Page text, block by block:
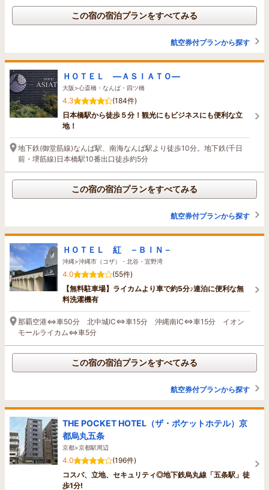
この宿の宿泊プランをすべてみる
航空券付プランから探す
ＨＯＴＥＬ ―ＡＳＩＡＴＯ―
大阪>心斎橋・なんば・四ツ橋
4.3
(184件)
日本橋駅から徒歩５分！観光にもビジネスにも便利な立
地！
地下鉄(御堂筋線)なんば駅、南海なんば駅より徒歩10分。地下鉄(千日
前・堺筋線)日本橋駅10番出口徒歩約5分
この宿の宿泊プランをすべてみる
航空券付プランから探す
ＨＯＴＥＬ 紅 －ＢＩＮ－
沖縄>沖縄市（コザ）・北谷・宜野湾
4.0
(55件)
【無料駐車場】ライカムより車で約5分♪連泊に便利な無
料洗濯機有
那覇空港⇔車50分 北中城IC⇔車15分 沖縄南IC⇔車15分 イオン
モールライカム⇔車5分
この宿の宿泊プランをすべてみる
航空券付プランから探す
THE POCKET HOTEL（ザ・ポケットホテル）京
都烏丸五条
京都>京都駅周辺
4.0
(196件)
コスパ、立地、セキュリティ◎地下鉄烏丸線「五条駅」徒
歩1分!